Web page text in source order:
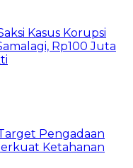
Kasus Korupsi
Rp100 Juta
Pengadaan
Ketahanan